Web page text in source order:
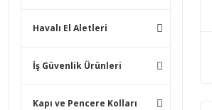
Havalı El Aletleri
İş Güvenlik Ürünleri
Kapı ve Pencere Kolları